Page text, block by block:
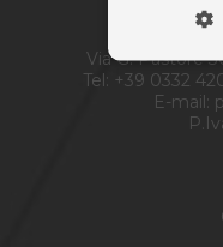
Via G. Pastore
Tel: +39 0332
E-mail: